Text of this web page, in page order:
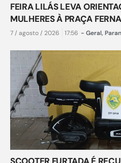
FEIRA LILÁS LEVA
MULHERES À PRAÇA
7 / agosto / 2026 17:56 - Geral,